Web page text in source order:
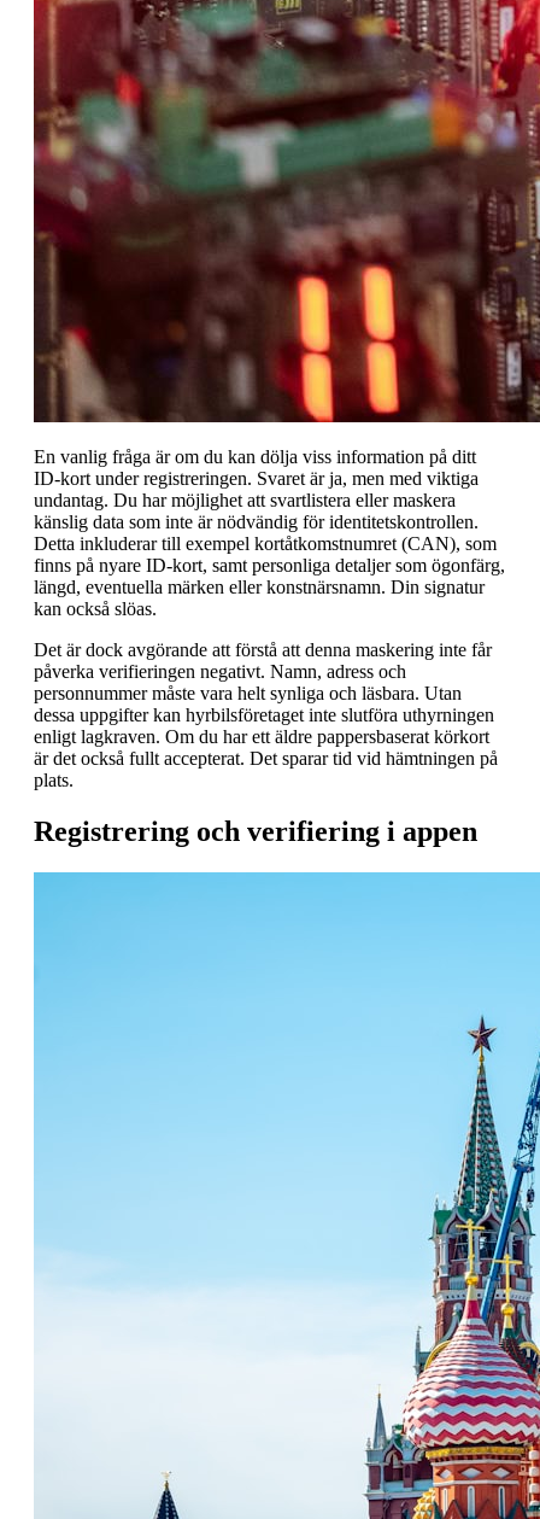
En vanlig fråga är om du kan dölja viss information på ditt
ID-kort under registreringen. Svaret är ja, men med viktiga
undantag. Du har möjlighet att svartlistera eller maskera
känslig data som inte är nödvändig för identitetskontrollen.
Detta inkluderar till exempel kortåtkomstnumret (CAN), som
finns på nyare ID-kort, samt personliga detaljer som ögonfärg,
längd, eventuella märken eller konstnärsnamn. Din signatur
kan också slöas.
Det är dock avgörande att förstå att denna maskering inte får
påverka verifieringen negativt. Namn, adress och
personnummer måste vara helt synliga och läsbara. Utan
dessa uppgifter kan hyrbilsföretaget inte slutföra uthyrningen
enligt lagkraven. Om du har ett äldre pappersbaserat körkort
är det också fullt accepterat. Det sparar tid vid hämtningen på
plats.
Registrering och verifiering i appen